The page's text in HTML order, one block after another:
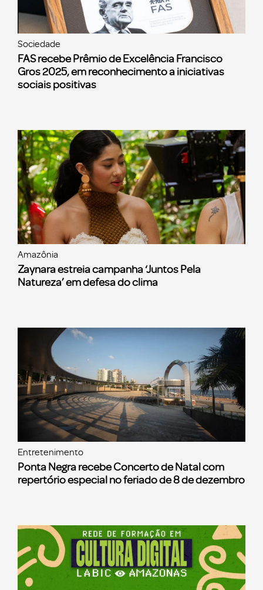
Sociedade
FAS recebe Prêmio de Excelência Francisco
Gros 2025, em reconhecimento a iniciativas
sociais positivas
Amazônia
Zaynara estreia campanha ‘Juntos Pela
Natureza’ em defesa do clima
Entretenimento
Ponta Negra recebe Concerto de Natal com
repertório especial no feriado de 8 de dezembro